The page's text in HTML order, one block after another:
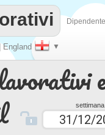
| England ▼